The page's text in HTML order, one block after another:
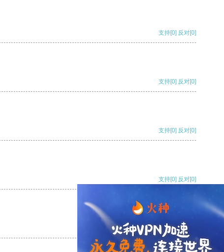
支持[0] 反对[0]
支持[0] 反对[0]
支持[0] 反对[0]
支持[0] 反对[0]
支持[0] 反对